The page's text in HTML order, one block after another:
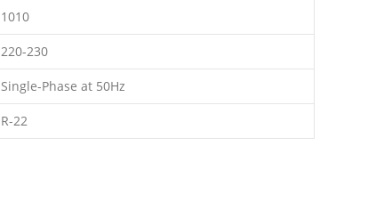
1010
220-230
Single-Phase at 50Hz
R-22